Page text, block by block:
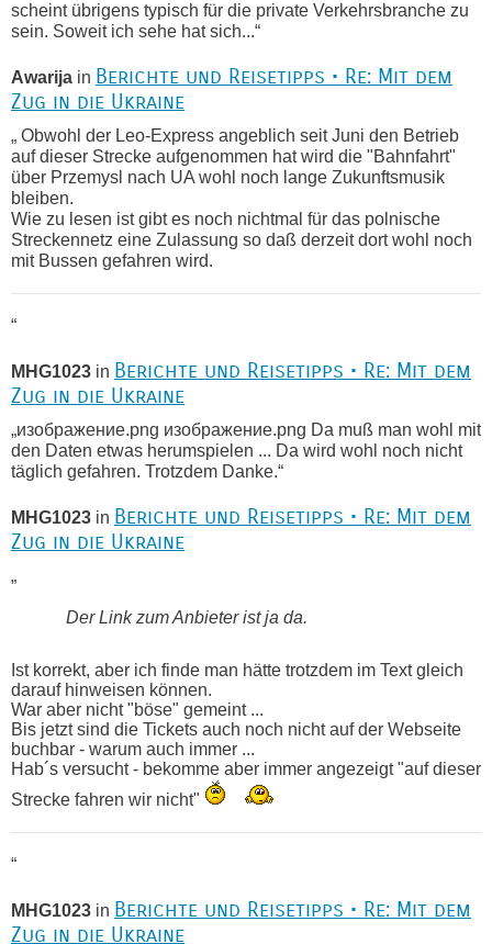
scheint übrigens typisch für die private Verkehrsbranche zu
sein. Soweit ich sehe hat sich...“
Awarija in Berichte und Reisetipps • Re: Mit dem
Zug in die Ukraine
„ Obwohl der Leo-Express angeblich seit Juni den Betrieb
auf dieser Strecke aufgenommen hat wird die "Bahnfahrt"
über Przemysl nach UA wohl noch lange Zukunftsmusik
bleiben.
Wie zu lesen ist gibt es noch nichtmal für das polnische
Streckennetz eine Zulassung so daß derzeit dort wohl noch
mit Bussen gefahren wird.
“
MHG1023 in Berichte und Reisetipps • Re: Mit dem
Zug in die Ukraine
„изображение.png изображение.png Da muß man wohl mit
den Daten etwas herumspielen ... Da wird wohl noch nicht
täglich gefahren. Trotzdem Danke.“
MHG1023 in Berichte und Reisetipps • Re: Mit dem
Zug in die Ukraine
„
Der Link zum Anbieter ist ja da.
Ist korrekt, aber ich finde man hätte trotzdem im Text gleich
darauf hinweisen können.
War aber nicht "böse" gemeint ...
Bis jetzt sind die Tickets auch noch nicht auf der Webseite
buchbar - warum auch immer ...
Hab´s versucht - bekomme aber immer angezeigt "auf dieser
Strecke fahren wir nicht"
“
MHG1023 in Berichte und Reisetipps • Re: Mit dem
Zug in die Ukraine